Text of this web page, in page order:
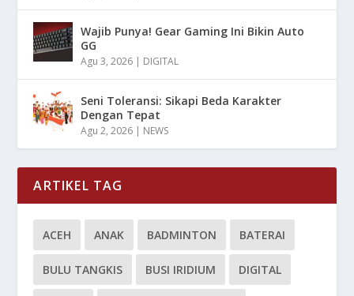
Wajib Punya! Gear Gaming Ini Bikin Auto
GG
Agu 3, 2026 | DIGITAL
Seni Toleransi: Sikapi Beda Karakter
Dengan Tepat
Agu 2, 2026 | NEWS
ARTIKEL TAG
ACEH ANAK BADMINTON BATERAI
BULU TANGKIS BUSI IRIDIUM DIGITAL